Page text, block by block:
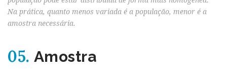
Na prática, quanto menos variada é a população, menor é a
amostra necessária.
05. Amostra